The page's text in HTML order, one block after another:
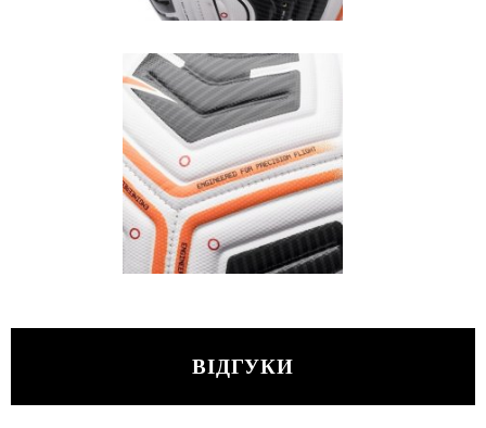
ВІДГУКИ